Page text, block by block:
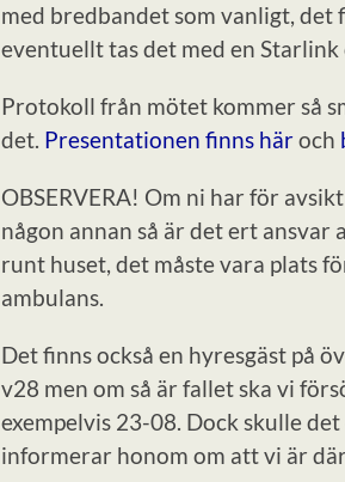
med bredbandet som vanligt, det
eventuellt tas det med en
Protokoll från mötet kommer så
det. Presentationen finns häroch
OBSERVERA! Om ni har för
någon annan så är det ert
runt huset, det måste vara plats
ambulans.
Det finns också en hyresgäst på
v28 men om så är fallet ska vi
exempelvis 23-08. Dock skulle
informerar honom om att vi är